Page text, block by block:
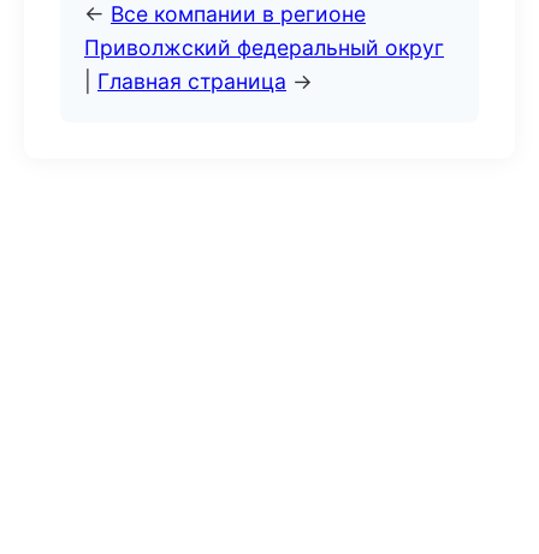
← Все компании в регионе
Приволжский федеральный округ
Главная страница →